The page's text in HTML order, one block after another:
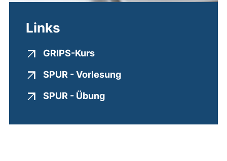
Links
GRIPS-Kurs(externer Link, öffnet neues
SPUR - Vorlesung(externer Link, öffnet
SPUR - Übung(externer Link, öffnet